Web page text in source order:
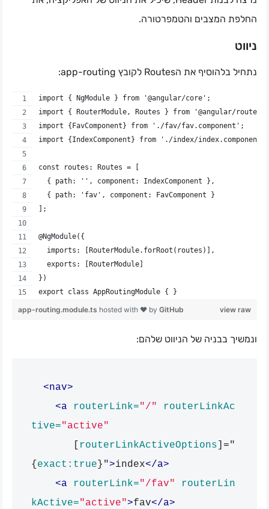
החלפת המצבים והטמפרטורה.
ניווט
נתחיל בלהוסיף את הRoutes לקובץ app-routing:
import { NgModule } from '@angular/core';
import { RouterModule, Routes } from '@angular/router';
import {FavComponent} from './fav/fav.component';
import {IndexComponent} from './index/index.component';
const routes: Routes = [
  { path: '', component: IndexComponent },
  { path: 'fav', component: FavComponent }
];
@NgModule({
  imports: [RouterModule.forRoot(routes)],
  exports: [RouterModule]
})
export class AppRoutingModule { }
view raw
app-routing.module.ts hosted with ❤ by GitHub
ונמשיך בבניה של הניווט שלהם:
<nav>
<a
routerLink="/"
routerLinkAc
tive="active"
routerLinkActiveOptions ]="
{ exact:true }">index</a>
<a
routerLink="/fav"
routerLin
kActive="active">fav</a>